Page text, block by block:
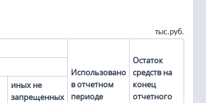
тыс.руб.
Использовано
в отчетном
периоде
Остаток
средств на
конец
отчетного
иных не
запрещенных